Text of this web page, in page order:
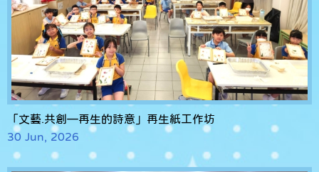
「文藝.共創—再生的詩意」再生紙工作坊
30 Jun, 2026